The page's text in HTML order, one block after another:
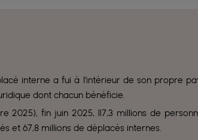
interne a fui à l'intérieur de son propre
dont chacun bénéficie.
2025), fin juin 2025, 117,3 millions de
et 67,8 millions de déplacés internes.